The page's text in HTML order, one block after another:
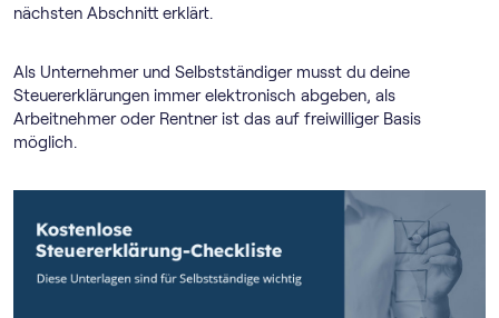
nächsten Abschnitt erklärt.
Als Unternehmer und Selbstständiger musst du deine
Steuererklärungen immer elektronisch abgeben, als
Arbeitnehmer oder Rentner ist das auf freiwilliger Basis
möglich.